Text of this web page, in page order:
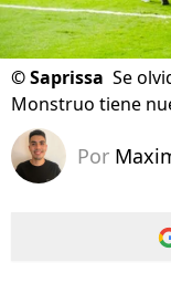
©Saprissa Se
Monstruo tiene
Por